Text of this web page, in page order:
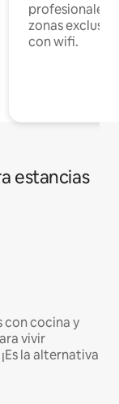
profesionales
zonas
con wifi.
estancias
cocina y
vivir
la alternativa